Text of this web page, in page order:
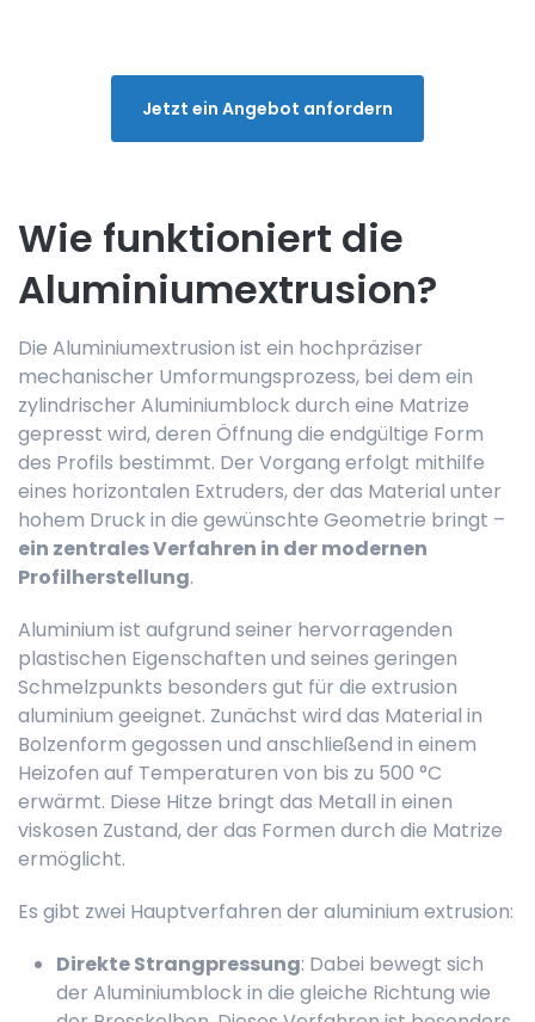
Jetzt ein Angebot anfordern
Wie funktioniert die
Aluminiumextrusion?
Die Aluminiumextrusion ist ein hochpräziser
mechanischer Umformungsprozess, bei dem ein
zylindrischer Aluminiumblock durch eine Matrize
gepresst wird, deren Öffnung die endgültige Form
des Profils bestimmt. Der Vorgang erfolgt mithilfe
eines horizontalen Extruders, der das Material unter
hohem Druck in die gewünschte Geometrie bringt –
ein zentrales Verfahren in der modernen
Profilherstellung.
Aluminium ist aufgrund seiner hervorragenden
plastischen Eigenschaften und seines geringen
Schmelzpunkts besonders gut für die extrusion
aluminium geeignet. Zunächst wird das Material in
Bolzenform gegossen und anschließend in einem
Heizofen auf Temperaturen von bis zu 500 °C
erwärmt. Diese Hitze bringt das Metall in einen
viskosen Zustand, der das Formen durch die Matrize
ermöglicht.
Es gibt zwei Hauptverfahren der aluminium extrusion:
Direkte Strangpressung: Dabei bewegt sich
der Aluminiumblock in die gleiche Richtung wie